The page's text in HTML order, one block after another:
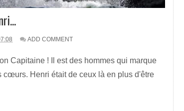
ADD COMMENT
Capitaine ! Il est des hommes qui marque
cœurs. Henri était de ceux là en plus d'être